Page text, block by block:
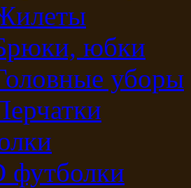
юбки
уборы
футболки